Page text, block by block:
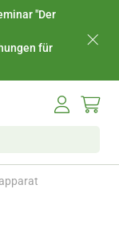
"Der
für